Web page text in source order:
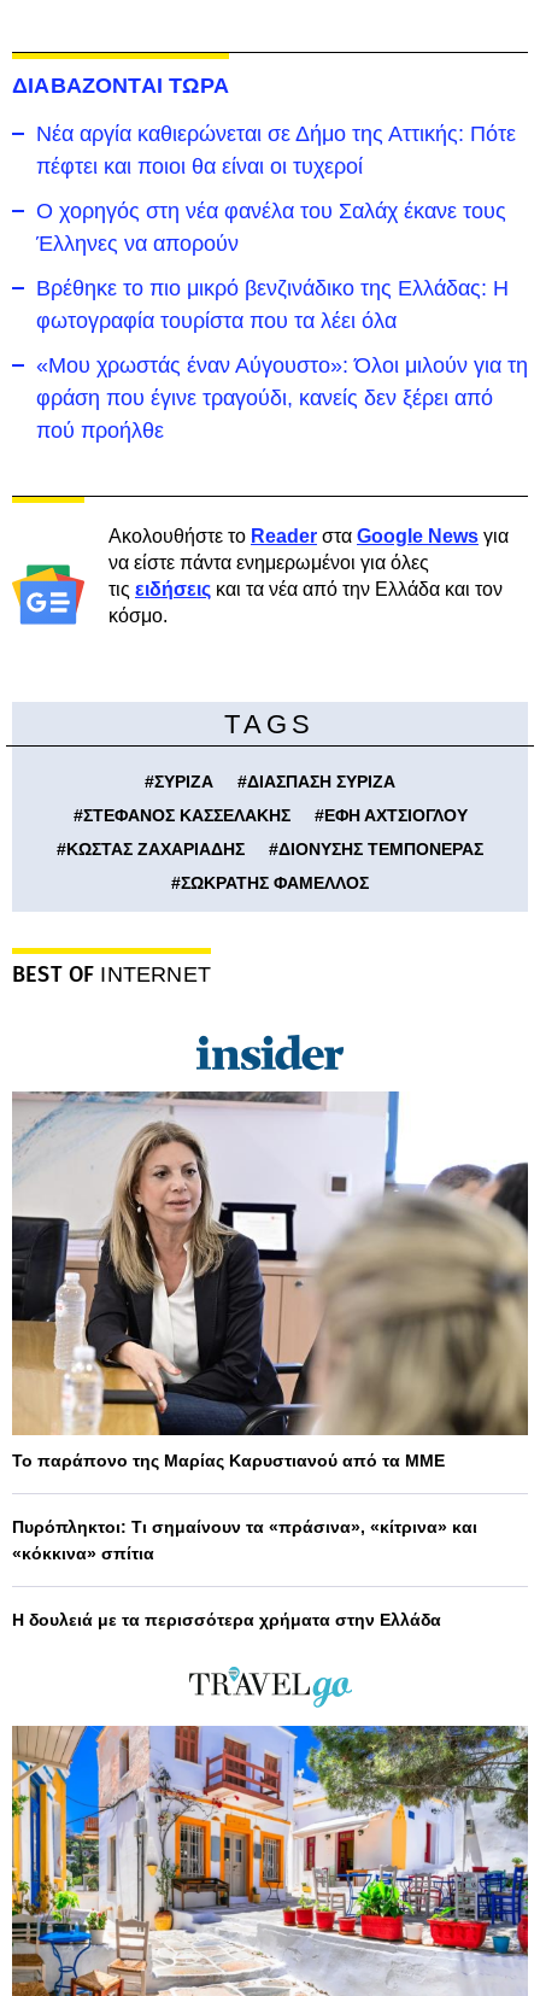
ΔΙΑΒΑΖΟΝΤΑΙ ΤΩΡΑ
Νέα αργία καθιερώνεται σε Δήμο της Αττικής: Πότε
πέφτει και ποιοι θα είναι οι τυχεροί
Ο χορηγός στη νέα φανέλα του Σαλάχ έκανε τους
Έλληνες να απορούν
Βρέθηκε το πιο μικρό βενζινάδικο της Ελλάδας: Η
φωτογραφία τουρίστα που τα λέει όλα
«Μου χρωστάς έναν Αύγουστο»: Όλοι μιλούν για τη
φράση που έγινε τραγούδι, κανείς δεν ξέρει από
πού προήλθε
Ακολουθήστε το Reader στα Google News για
να είστε πάντα ενημερωμένοι για όλες
τις ειδήσεις και τα νέα από την Ελλάδα και τον
κόσμο.
TAGS
#ΣΥΡΙΖΑ #ΔΙΑΣΠΑΣΗ ΣΥΡΙΖΑ
#ΣΤΕΦΑΝΟΣ ΚΑΣΣΕΛΑΚΗΣ #ΕΦΗ ΑΧΤΣΙΟΓΛΟΥ
#ΚΩΣΤΑΣ ΖΑΧΑΡΙΑΔΗΣ #ΔΙΟΝΥΣΗΣ ΤΕΜΠΟΝΕΡΑΣ
#ΣΩΚΡΑΤΗΣ ΦΑΜΕΛΛΟΣ
BEST OF INTERNET
Το παράπονο της Μαρίας Καρυστιανού από τα ΜΜΕ
Πυρόπληκτοι: Τι σημαίνουν τα «πράσινα», «κίτρινα» και
«κόκκινα» σπίτια
Η δουλειά με τα περισσότερα χρήματα στην Ελλάδα